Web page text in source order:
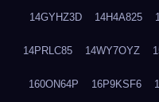
14GYHZ3D 14H4A825
14PRLC85 14WY7OYZ
160ON64P 16P9KSF6